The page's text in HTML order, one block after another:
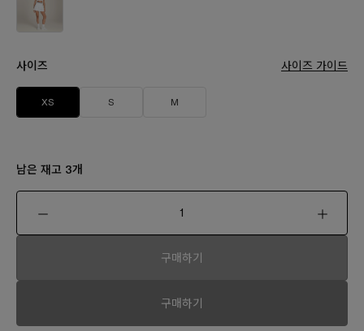
사이즈 사이즈 가이드
XS S M
남은 재고 3개
구매하기
구매하기